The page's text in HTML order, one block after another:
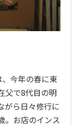
今年の春に東
父で8代目の明
がら日々修行に
。お店のインス